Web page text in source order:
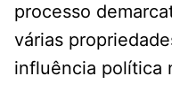
processo
várias
influência política